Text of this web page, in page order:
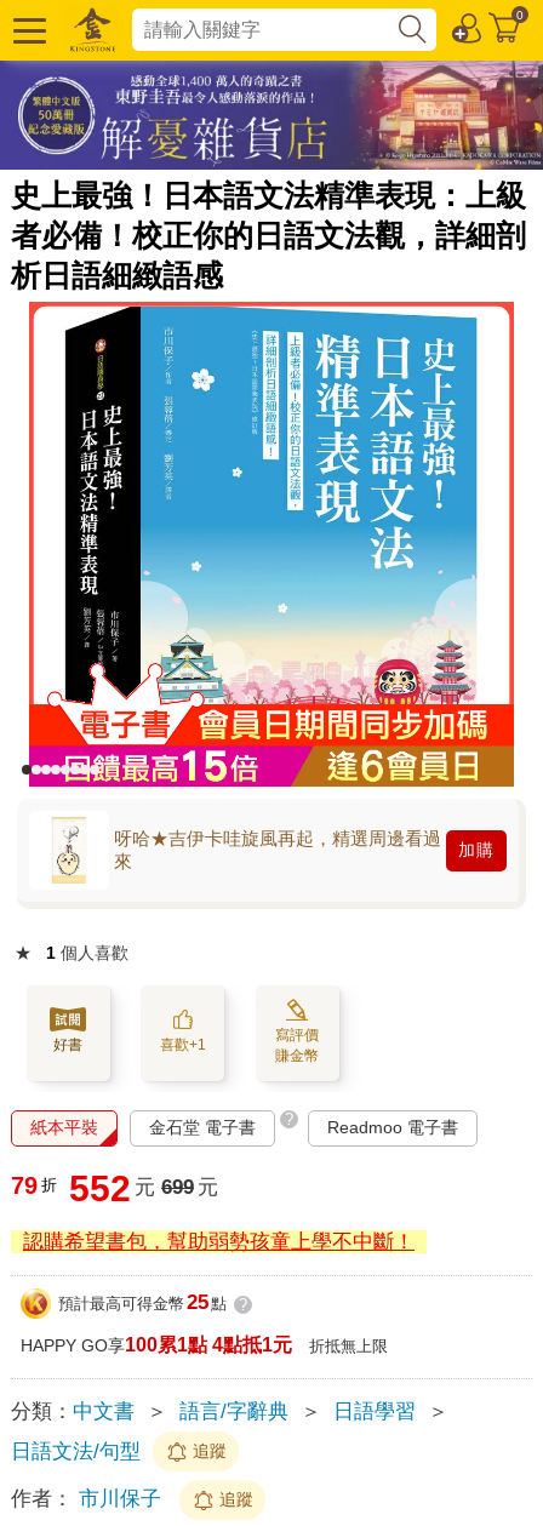
0
史上最強！日本語文法精準表現：上級
者必備！校正你的日語文法觀，詳細剖
析日語細緻語感
呀哈★吉伊卡哇旋風再起，精選周邊看過
來
加購
★ 1 個人喜歡
好書 喜歡+1
寫評價
賺金幣
紙本平裝 金石堂 電子書 ? Readmoo 電子書
79 折 552 元 699 元
認購希望書包，幫助弱勢孩童上學不中斷！
預計最高可得金幣 25點 ?
HAPPY GO享100累1點 4點抵1元 折抵無上限
分類： 中文書 ＞ 語言/字辭典 ＞ 日語學習
＞
日語文法/句型
追蹤
作者： 市川保子 追蹤